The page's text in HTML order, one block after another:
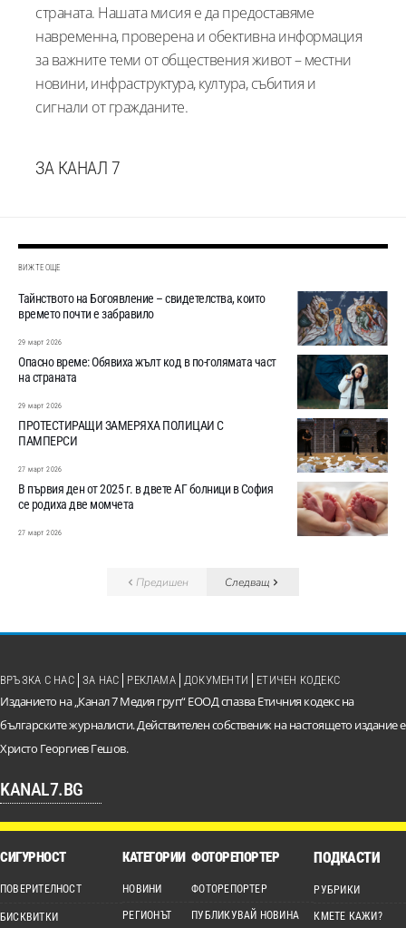
страната. Нашата мисия е да предоставяме
навременна, проверена и обективна информация
за важните теми от обществения живот – местни
новини, инфраструктура, култура, събития и
сигнали от гражданите.
ЗА КАНАЛ 7
ВИЖТЕ ОЩЕ
Тайнството на Богоявление – свидетелства, които
времето почти е забравило
29 март 2026
Опасно време: Обявиха жълт код в по-голямата част
на страната
29 март 2026
ПРОТЕСТИРАЩИ ЗАМЕРЯХА ПОЛИЦАИ С
ПАМПЕРСИ
27 март 2026
В първия ден от 2025 г. в двете АГ болници в София
се родиха две момчета
27 март 2026
Предишен Следващ
Изданието на „Канал 7 Медия груп“ ЕООД спазва Етичния кодекс на
българските журналисти. Действителен собственик на настоящето издание е
Христо Георгиев Гешов.
KANAL7.BG
ВРЪЗКА С НАС ЗА НАС РЕКЛАМА ДОКУМЕНТИ ЕТИЧЕН КОДЕКС
СИГУРНОСТ
ПОВЕРИТЕЛНОСТ
БИСКВИТКИ
КАТЕГОРИИ
НОВИНИ
РЕГИОНЪТ
ФОТОРЕПОРТЕР
ФОТОРЕПОРТЕР
ПУБЛИКУВАЙ НОВИНА
ПОДКАСТИ
РУБРИКИ
КМЕТЕ КАЖИ?